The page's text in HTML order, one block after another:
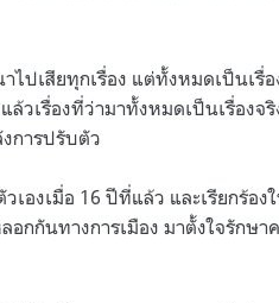
ปเสียทุกเรื่อง แต่ทั้งหมดเป็นเรื่อ
ล้วเรื่องที่ว่ามาทั้งหมดเป็นเรื่องจ
การปรับตัว
เองเมื่อ 16 ปีที่แล้ว และเรียกร้อ
อกกันทางการเมือง มาตั้งใจรักษ